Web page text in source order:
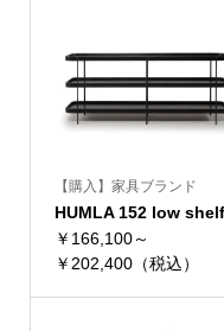
【購入】家具ブランド
HUMLA 152 low shelf
￥166,100～
￥202,400（税込）